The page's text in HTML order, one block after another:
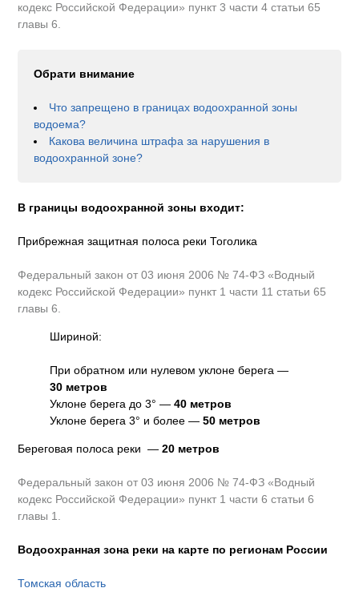
кодекс Российской Федерации» пункт 3 части 4 статьи 65
главы 6.
Обрати внимание
Что запрещено в границах водоохранной зоны
водоема?
Какова величина штрафа за нарушения в
водоохранной зоне?
В границы водоохранной зоны входит:
Прибрежная защитная полоса реки Тоголика
Федеральный закон от 03 июня 2006 № 74-ФЗ «Водный
кодекс Российской Федерации» пункт 1 части 11 статьи 65
главы 6.
Шириной:
При обратном или нулевом уклоне берега —
30 метров
Уклоне берега до 3° —40 метров
Уклоне берега 3° и более —50 метров
Береговая полоса реки —20 метров
Федеральный закон от 03 июня 2006 № 74-ФЗ «Водный
кодекс Российской Федерации» пункт 1 части 6 статьи 6
главы 1.
Водоохранная зона реки на карте по регионам России
Томская область